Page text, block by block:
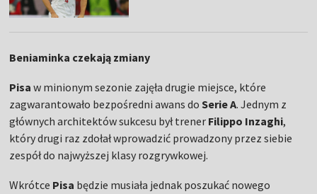
Beniaminka czekają zmiany
Pisa w minionym sezonie zajęła drugie miejsce, które
zagwarantowało bezpośredni awans doSerie A. Jednym z
głównych architektów sukcesu był trener Filippo Inzaghi,
który drugi raz zdołał wprowadzić prowadzony przez siebie
zespół do najwyższej klasy rozgrywkowej.
Wkrótce Pisa będzie musiała jednak poszukać nowego